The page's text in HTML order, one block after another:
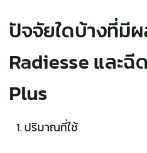
ปัจจัยใดบ้างที่มี
Radiesse และฉี
Plus
ปริมาณที่ใช้